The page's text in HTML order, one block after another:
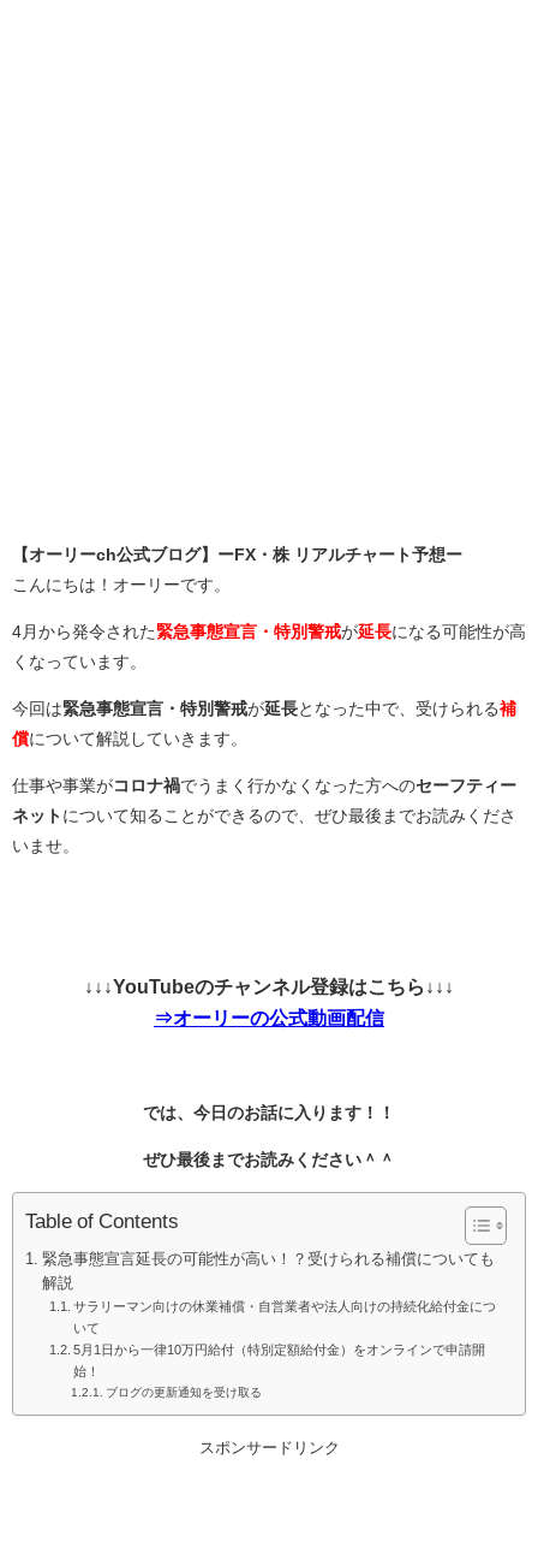
【オーリーch公式ブログ】ーFX・株 リアルチャート予想ー
こんにちは！オーリーです。
4月から発令された緊急事態宣言・特別警戒が延長になる可能性が高
くなっています。
今回は緊急事態宣言・特別警戒が延長 となった中で、受けられる補
償について解説していきます。
仕事や事業がコロナ禍でうまく行かなくなった方へのセーフティー
ネット について知ることができるので、ぜひ最後までお読みくださ
いませ。
↓↓↓YouTubeのチャンネル登録はこちら↓↓↓
⇒オーリーの公式動画配信
では、今日のお話に入ります！！
ぜひ最後までお読みください＾＾
Table of Contents
緊急事態宣言延長の可能性が高い！？受けられる補償についても
解説
サラリーマン向けの休業補償・自営業者や法人向けの持続化給付金につ
いて
5月1日から一律10万円給付（特別定額給付金）をオンラインで申請開
始！
ブログの更新通知を受け取る
スポンサードリンク